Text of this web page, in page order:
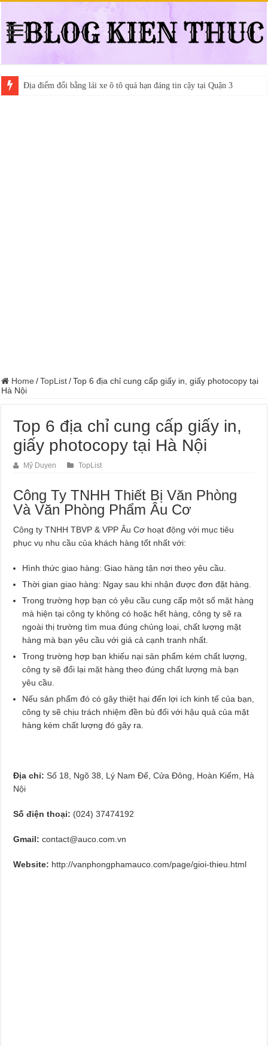
Địa điểm đổi bằng lái xe ô tô quá hạn đáng tin cậy tại Quận 3
Home / TopList / Top 6 địa chỉ cung cấp giấy in, giấy photocopy tại
Hà Nội
Top 6 địa chỉ cung cấp giấy in,
giấy photocopy tại Hà Nội
Mỹ Duyen TopList
Công Ty TNHH Thiết Bị Văn Phòng
Và Văn Phòng Phẩm Âu Cơ
Công ty TNHH TBVP & VPP Âu Cơ hoạt động với mục tiêu
phục vụ nhu cầu của khách hàng tốt nhất với:
Hình thức giao hàng: Giao hàng tận nơi theo yêu cầu.
Thời gian giao hàng: Ngay sau khi nhận được đơn đặt hàng.
Trong trường hợp bạn có yêu cầu cung cấp một số mặt hàng
mà hiện tại công ty không có hoặc hết hàng, công ty sẽ ra
ngoài thị trường tìm mua đúng chủng loại, chất lượng mặt
hàng mà bạn yêu cầu với giá cả cạnh tranh nhất.
Trong trường hợp bạn khiếu nại sản phẩm kém chất lượng,
công ty sẽ đổi lại mặt hàng theo đúng chất lượng mà bạn
yêu cầu.
Nếu sản phẩm đó có gây thiệt hại đến lợi ích kinh tế của bạn,
công ty sẽ chịu trách nhiệm đền bù đối với hậu quả của mặt
hàng kém chất lượng đó gây ra.
Địa chỉ:Số 18, Ngõ 38, Lý Nam Đế, Cửa Đông, Hoàn Kiếm, Hà
Nội
Số điện thoại: (024) 37474192
Gmail: contact@auco.com.vn
Website: http://vanphongphamauco.com/page/gioi-thieu.html